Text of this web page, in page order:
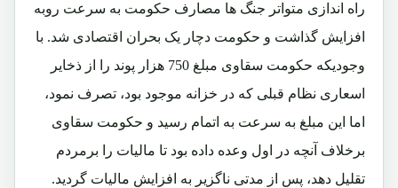
راه اندازی متواتر جنگ ها مصارف حکومت به سرعت روبه
افزایش گذاشت و حکومت دچار یک بحران اقتصادی شد. با
وجودیکه حکومت سقاوی مبلغ 750 هزار پوند را از ذخایر
اسعاری نظام قبلی که در خزانه موجود بود، تصرف نمود،
اما این مبلغ به سرعت به اتمام رسید و حکومت سقاوی
برخلاف آنچه در اول وعده داده بود تا مالیات را برمردم
تقلیل دهد، پس از مدتی ناگزیر به افزایش مالیات گردید.